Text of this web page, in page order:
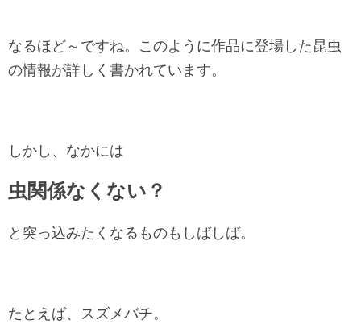
なるほど～ですね。このように作品に登場した昆虫
の情報が詳しく書かれています。
しかし、なかには
虫関係なくない？
と突っ込みたくなるものもしばしば。
たとえば、スズメバチ。